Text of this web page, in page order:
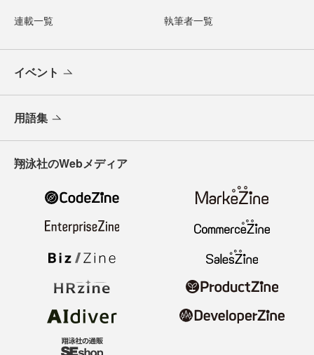
連載一覧 執筆者一覧
イベント
用語集
翔泳社のWebメディア